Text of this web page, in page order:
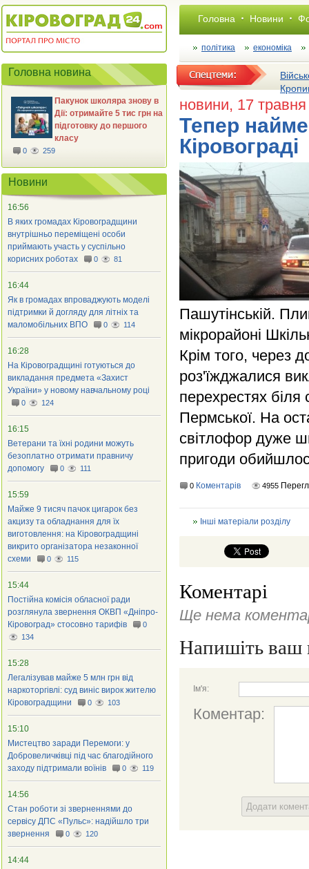
Головна Новини
політика економіка
новини, 17
Тепер
Кіровограді
Пашутінській.
мікрорайоні
Крім того, через
роз'їжджалися
перехрестях біля
Пермської. На
світлофор дуже
пригоди
0 Коментарів 4955
Інші матеріали розділу
Коментарі
Ще нема
Напишіть ваш
Ім'я:
Коментар:
Додати
Головна новина
Пакунок школяра знову в
Дії: отримайте 5 тис грн на
підготовку до першого
класу
0 259
Новини
16:56
В яких громадах Кіровоградщини
внутрішньо переміщені особи
приймають участь у суспільно
корисних роботах
0 81
16:44
Як в громадах впроваджують моделі
підтримки й догляду для літніх та
маломобільних ВПО
0 114
16:28
На Кіровоградщині готуються до
викладання предмета «Захист
України» у новому навчальному році
0 124
16:15
Ветерани та їхні родини можуть
безоплатно отримати правничу
допомогу
0 111
15:59
Майже 9 тисяч пачок цигарок без
акцизу та обладнання для їх
виготовлення: на Кіровоградщині
викрито організатора незаконної
схеми
0 115
15:44
Постійна комісія обласної ради
розглянула звернення ОКВП «Дніпро-
Кіровоград» стосовно тарифів
0
134
15:28
Легалізував майже 5 млн грн від
наркоторгівлі: суд виніс вирок жителю
Кіровоградщини
0 103
15:10
Мистецтво заради Перемоги: у
Добровеличківці під час благодійного
заходу підтримали воїнів
0 119
14:56
Стан роботи зі зверненнями до
сервісу ДПС «Пульс»: надійшло три
звернення
0 120
14:44